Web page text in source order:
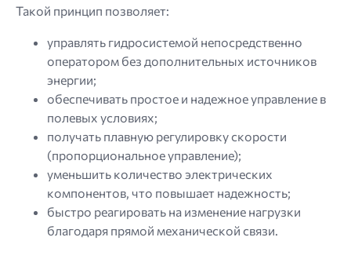
Такой принцип позволяет:
управлять гидросистемой непосредственно
оператором без дополнительных источников
энергии;
обеспечивать простое и надежное управление в
полевых условиях;
получать плавную регулировку скорости
(пропорциональное управление);
уменьшить количество электрических
компонентов, что повышает надежность;
быстро реагировать на изменение нагрузки
благодаря прямой механической связи.